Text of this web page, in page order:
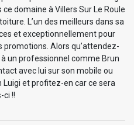
domaine à Villers Sur Le Roule
L’un des meilleurs dans sa
et exceptionnellement pour
Alors qu’attendez-
un professionnel comme Brun
avec lui sur son mobile ou
et profitez-en car ce sera
ci !!